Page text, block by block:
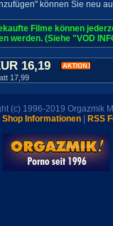
können Sie neu
Filme können
werden. (Siehe "VOD
16,19
17,99
(c) 1996-2019 Orgazmik
Shop Informationen RSS